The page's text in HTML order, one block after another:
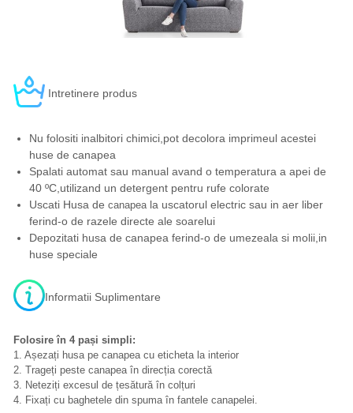
Intretinere produs
Nu folositi inalbitori chimici,pot decolora imprimeul acestei
huse de canapea
Spalati automat sau manual avand o temperatura a apei de
40 ºC,utilizand un detergent pentru rufe colorate
Uscati Husa decanapea la uscatorul electric sau in aer liber
ferind-o de razele directe ale soarelui
Depozitati husa de canapea ferind-o de umezeala si molii,in
huse speciale
Informatii Suplimentare
Folosire în 4 pași simpli:
1. Așezați husa pe canapea cu eticheta la interior
2. Trageți peste canapea în direcția corectă
3. Neteziți excesul de țesătură în colțuri
4. Fixați cu baghetele din spuma în fantele canapelei.